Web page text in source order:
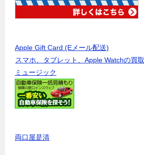
Apple Gift Card (Eメール配送)
スマホ、タブレット、Apple Watchの買取
ミュージック
両口屋是清